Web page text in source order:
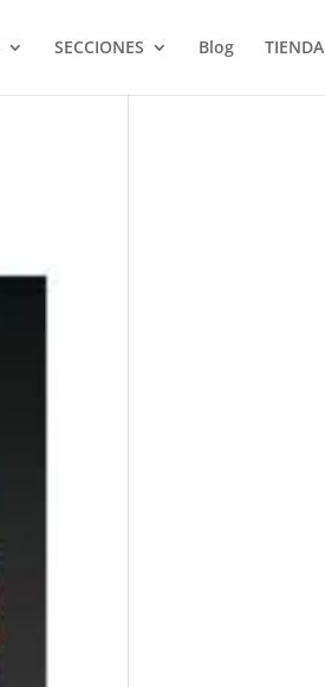
SECCIONES Blog TIENDA